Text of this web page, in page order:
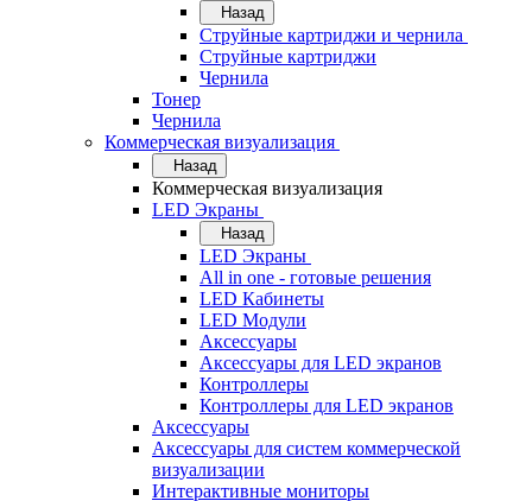
Назад
Струйные картриджи и чернила
Струйные картриджи
Чернила
Тонер
Чернила
Коммерческая визуализация
Назад
Коммерческая визуализация
LED Экраны
Назад
LED Экраны
All in one - готовые решения
LED Кабинеты
LED Модули
Аксессуары
Аксессуары для LED экранов
Контроллеры
Контроллеры для LED экранов
Аксессуары
Аксессуары для систем коммерческой
визуализации
Интерактивные мониторы